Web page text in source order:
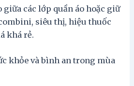
giữa các lớp quần áo hoặc giữ
siêu thị, hiệu thuốc
khá rẻ.
khỏe và bình an trong mùa